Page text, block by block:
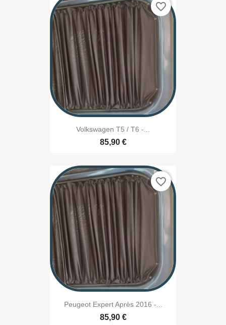
Volkswagen T5 / T6 -...
85,90 €
favorite_border
Peugeot Expert Après 2016 -...
85,90 €
favorite_border